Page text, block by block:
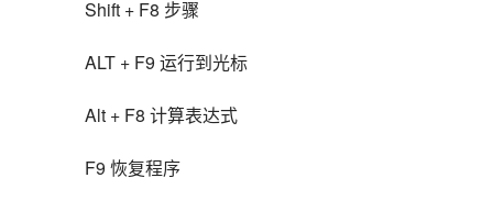
Shift + F8 步骤
ALT + F9 运行到光标
Alt + F8 计算表达式
F9 恢复程序